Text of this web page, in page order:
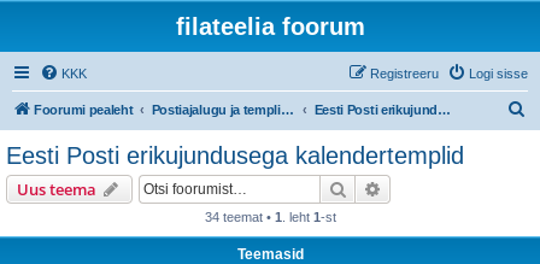
filateelia foorum
KKK Logi sisse
Registreeru
Foorumi pealeht Postiajalugu ja templijäljendite kogumine Eesti Posti erikujundusega kalendertemplid
Eesti Posti erikujundusega kalendertemplid
Uus teema Otsi
34 teemat • 1 . leht 1-st
Teemasid